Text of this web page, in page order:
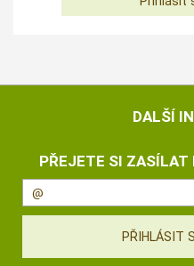
DALŠÍ
PŘEJETE SI ZASÍLAT